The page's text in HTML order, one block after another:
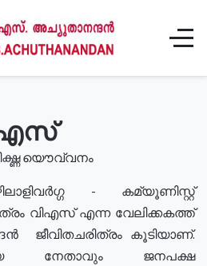
യൌവ്വനം
- കമ്യൂണിസ്റ്റ്
വിഎസ് എന്ന വേലിക്കകത്ത്
ജീവിതചരിത്രം കൂടിയാണ്.
നേതാവും ജനപക്ഷ